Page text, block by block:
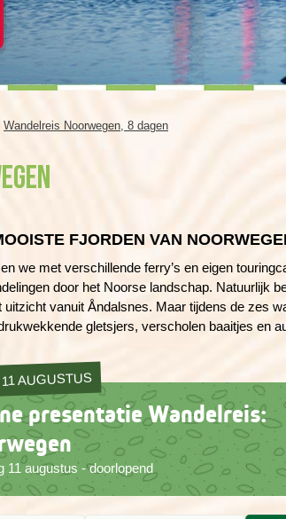
Kreta
Wandelreis Noorwegen, 8 dagen
FJORDEN VAN
we met verschillende ferry’s en eigen
door het Noorse landschap. Natuurlijk
uitzicht vanuit Åndalsnes. Maar tijdens de zes
gletsjers, verscholen baaitjes en
AUGUSTUS
presentatie Wandelreis:
11 augustus - doorlopend